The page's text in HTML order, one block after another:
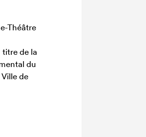
Théâtre
titre de la
du
de